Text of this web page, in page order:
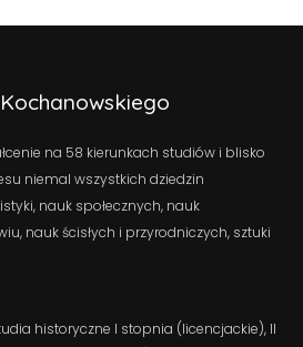
na 58 kierunkach studiów i blisko
niemal wszystkich dziedzin
nauk społecznych, nauk
nauk ścisłych i przyrodniczych, sztuki
historyczne I stopnia (licencjackie), II